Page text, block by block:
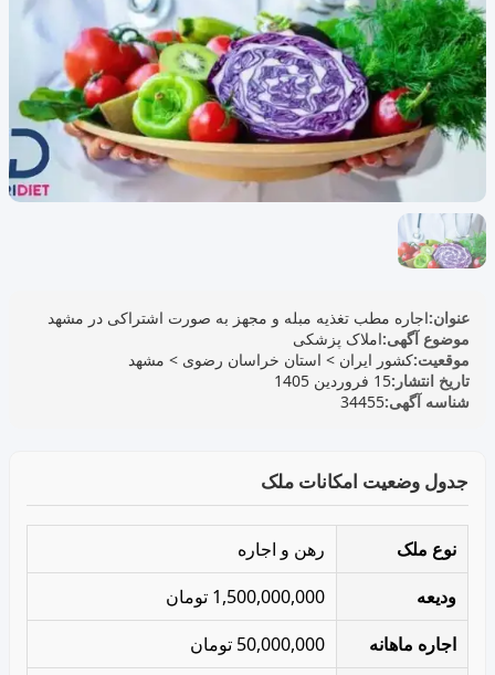
عنوان:اجاره مطب تغذیه مبله و مجهز به صورت اشتراکی در مشهد
موضوع آگهی:املاک پزشکی
موقعیت:کشور ایران > استان خراسان رضوی > مشهد
تاریخ انتشار:15 فروردین 1405
شناسه آگهی:34455
جدول وضعیت امکانات ملک
نوع ملک
رهن و اجاره
ودیعه
1,500,000,000 تومان
اجاره ماهانه
50,000,000 تومان